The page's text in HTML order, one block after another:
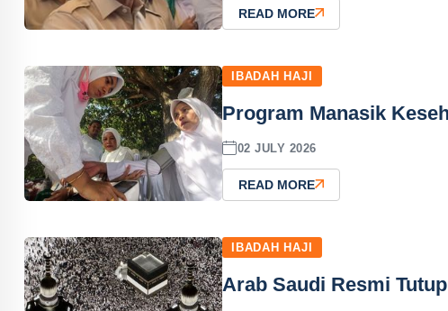
READ MORE
IBADAH HAJI
Program Manasik
02 JULY 2026
READ MORE
IBADAH HAJI
Arab Saudi Resmi